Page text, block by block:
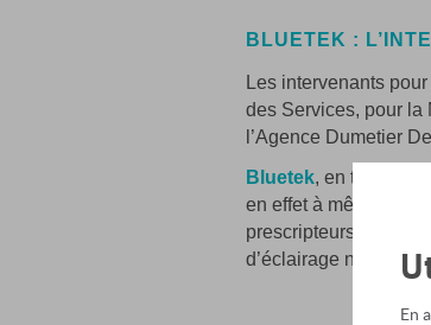
BLUETEK :
Les intervenants
des Services, pour la
l’Agence Dumetier
Bluetek, en tant que
en effet à même de
prescripteurs avec
d’éclairage naturel.
En